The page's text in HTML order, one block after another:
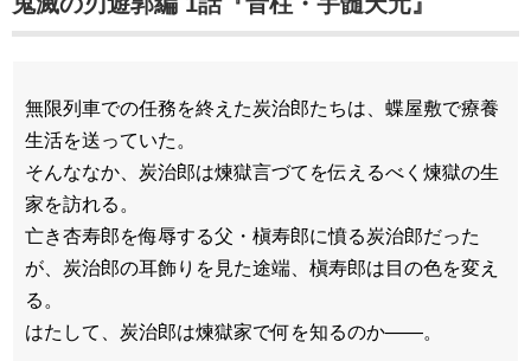
無限列車での任務を終えた炭治郎たちは、蝶屋敷で療養
生活を送っていた。
そんななか、炭治郎は煉獄言づてを伝えるべく煉獄の生
家を訪れる。
亡き杏寿郎を侮辱する父・槇寿郎に憤る炭治郎だった
が、炭治郎の耳飾りを見た途端、槇寿郎は目の色を変え
る。
はたして、炭治郎は煉獄家で何を知るのか――。